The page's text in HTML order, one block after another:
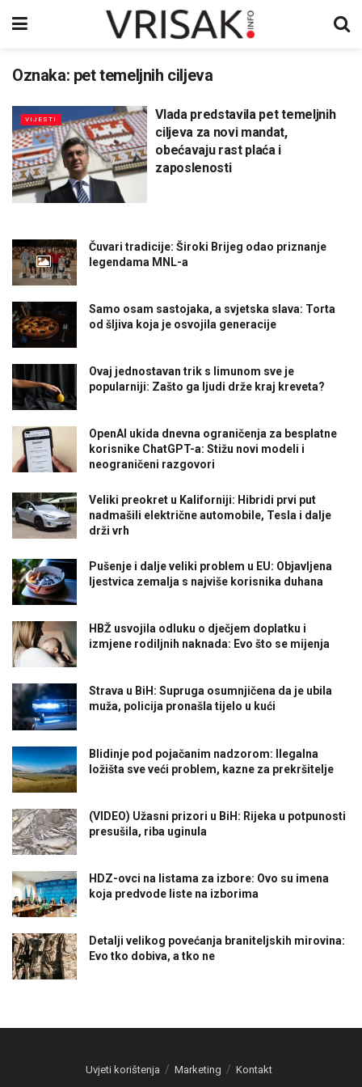
Oznaka: pet temeljnih ciljeva
VIJESTI
Vlada predstavila pet temeljnih
ciljeva za novi mandat,
obećavaju rast plaća i
zaposlenosti
Čuvari tradicije: Široki Brijeg odao priznanje
legendama MNL-a
Samo osam sastojaka, a svjetska slava: Torta
od šljiva koja je osvojila generacije
Ovaj jednostavan trik s limunom sve je
popularniji: Zašto ga ljudi drže kraj kreveta?
OpenAI ukida dnevna ograničenja za besplatne
korisnike ChatGPT-a: Stižu novi modeli i
neograničeni razgovori
Veliki preokret u Kaliforniji: Hibridi prvi put
nadmašili električne automobile, Tesla i dalje
drži vrh
Pušenje i dalje veliki problem u EU: Objavljena
ljestvica zemalja s najviše korisnika duhana
HBŽ usvojila odluku o dječjem doplatku i
izmjene rodiljnih naknada: Evo što se mijenja
Strava u BiH: Supruga osumnjičena da je ubila
muža, policija pronašla tijelo u kući
Blidinje pod pojačanim nadzorom: Ilegalna
ložišta sve veći problem, kazne za prekršitelje
(VIDEO) Užasni prizori u BiH: Rijeka u potpunosti
presušila, riba uginula
HDZ-ovci na listama za izbore: Ovo su imena
koja predvode liste na izborima
Detalji velikog povećanja braniteljskih mirovina:
Evo tko dobiva, a tko ne
Uvjeti korištenja Marketing Kontakt